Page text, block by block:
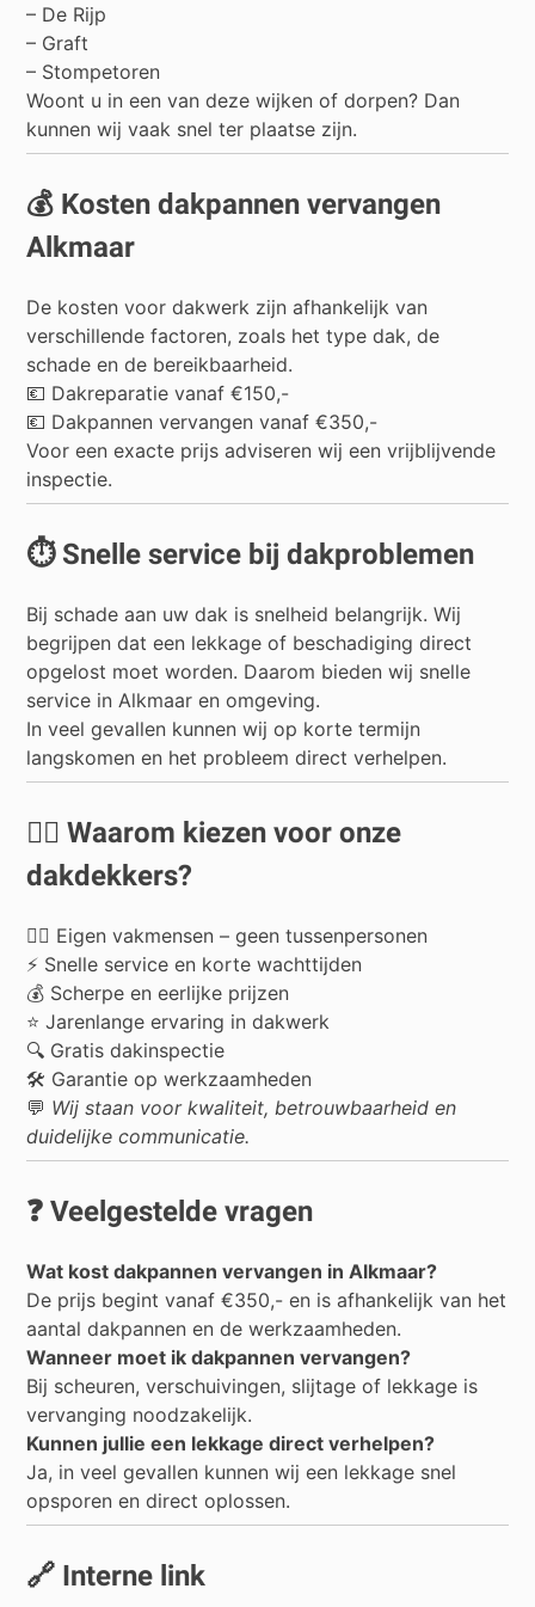
– De Rijp
– Graft
– Stompetoren
Woont u in een van deze wijken of dorpen? Dan
kunnen wij vaak snel ter plaatse zijn.
💰 Kosten dakpannen vervangen
Alkmaar
De kosten voor dakwerk zijn afhankelijk van
verschillende factoren, zoals het type dak, de
schade en de bereikbaarheid.
💶 Dakreparatie vanaf €150,-
💶 Dakpannen vervangen vanaf €350,-
Voor een exacte prijs adviseren wij een vrijblijvende
inspectie.
⏱️ Snelle service bij dakproblemen
Bij schade aan uw dak is snelheid belangrijk. Wij
begrijpen dat een lekkage of beschadiging direct
opgelost moet worden. Daarom bieden wij snelle
service in Alkmaar en omgeving.
In veel gevallen kunnen wij op korte termijn
langskomen en het probleem direct verhelpen.
👷‍♂️ Waarom kiezen voor onze
dakdekkers?
👷‍♂️ Eigen vakmensen – geen tussenpersonen
⚡ Snelle service en korte wachttijden
💰 Scherpe en eerlijke prijzen
⭐ Jarenlange ervaring in dakwerk
🔍 Gratis dakinspectie
🛠️ Garantie op werkzaamheden
💬 Wij staan voor kwaliteit, betrouwbaarheid en
duidelijke communicatie.
❓ Veelgestelde vragen
Wat kost dakpannen vervangen in Alkmaar?
De prijs begint vanaf €350,- en is afhankelijk van het
aantal dakpannen en de werkzaamheden.
Wanneer moet ik dakpannen vervangen?
Bij scheuren, verschuivingen, slijtage of lekkage is
vervanging noodzakelijk.
Kunnen jullie een lekkage direct verhelpen?
Ja, in veel gevallen kunnen wij een lekkage snel
opsporen en direct oplossen.
🔗 Interne link